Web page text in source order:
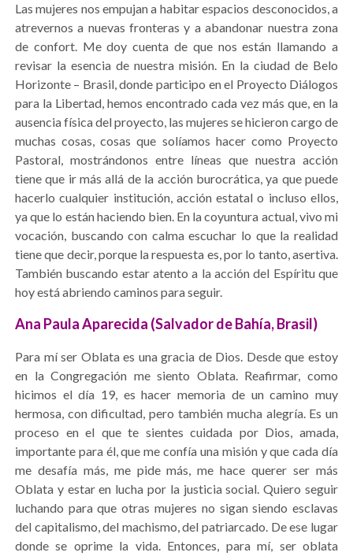
Las mujeres nos empujan a habitar espacios desconocidos, a
atrevernos a nuevas fronteras y a abandonar nuestra zona
de confort. Me doy cuenta de que nos están llamando a
revisar la esencia de nuestra misión. En la ciudad de Belo
Horizonte – Brasil, donde participo en el Proyecto Diálogos
para la Libertad, hemos encontrado cada vez más que, en la
ausencia física del proyecto, las mujeres se hicieron cargo de
muchas cosas, cosas que solíamos hacer como Proyecto
Pastoral, mostrándonos entre líneas que nuestra acción
tiene que ir más allá de la acción burocrática, ya que puede
hacerlo cualquier institución, acción estatal o incluso ellos,
ya que lo están haciendo bien. En la coyuntura actual, vivo mi
vocación, buscando con calma escuchar lo que la realidad
tiene que decir, porque la respuesta es, por lo tanto, asertiva.
También buscando estar atento a la acción del Espíritu que
hoy está abriendo caminos para seguir.
Ana Paula Aparecida (Salvador de Bahía, Brasil)
Para mí ser Oblata es una gracia de Dios. Desde que estoy
en la Congregación me siento Oblata. Reafirmar, como
hicimos el día 19, es hacer memoria de un camino muy
hermosa, con dificultad, pero también mucha alegría. Es un
proceso en el que te sientes cuidada por Dios, amada,
importante para él, que me confía una misión y que cada día
me desafía más, me pide más, me hace querer ser más
Oblata y estar en lucha por la justicia social. Quiero seguir
luchando para que otras mujeres no sigan siendo esclavas
del capitalismo, del machismo, del patriarcado. De ese lugar
donde se oprime la vida. Entonces, para mí, ser oblata